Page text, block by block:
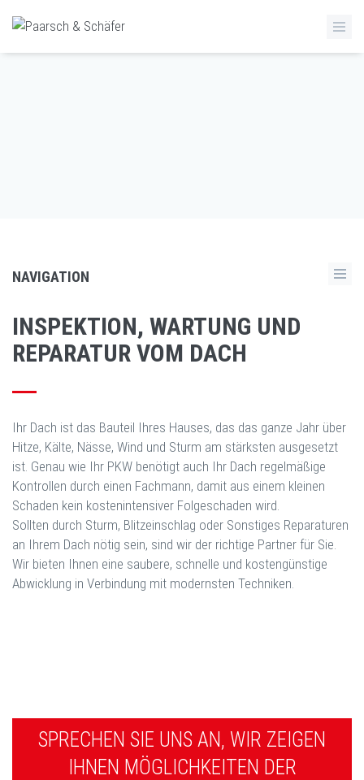
NAVIGATION
INSPEKTION, WARTUNG UND
REPARATUR VOM DACH
Ihr Dach ist das Bauteil Ihres Hauses, das das ganze Jahr über
Hitze, Kälte, Nässe, Wind und Sturm am stärksten ausgesetzt
ist. Genau wie Ihr PKW benötigt auch Ihr Dach regelmäßige
Kontrollen durch einen Fachmann, damit aus einem kleinen
Schaden kein kostenintensiver Folgeschaden wird.
Sollten durch Sturm, Blitzeinschlag oder Sonstiges Reparaturen
an Ihrem Dach nötig sein, sind wir der richtige Partner für Sie.
Wir bieten Ihnen eine saubere, schnelle und kostengünstige
Abwicklung in Verbindung mit modernsten Techniken.
SPRECHEN SIE UNS AN, WIR ZEIGEN
IHNEN MÖGLICHKEITEN DER